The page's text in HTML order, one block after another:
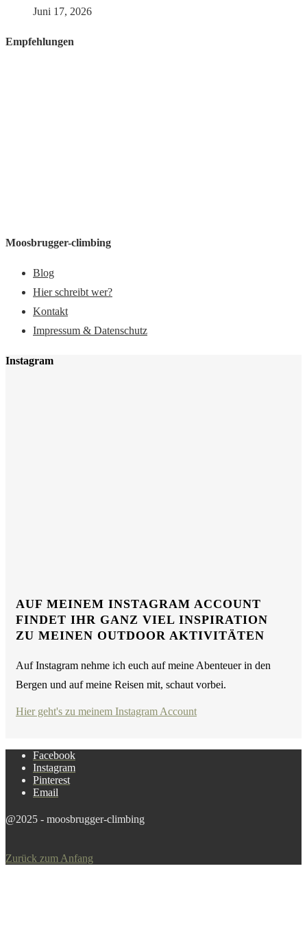
Juni 17, 2026
Empfehlungen
Moosbrugger-climbing
Blog
Hier schreibt wer?
Kontakt
Impressum & Datenschutz
Instagram
AUF MEINEM INSTAGRAM ACCOUNT
FINDET IHR GANZ VIEL INSPIRATION
ZU MEINEN OUTDOOR AKTIVITÄTEN
Auf Instagram nehme ich euch auf meine Abenteuer in den
Bergen und auf meine Reisen mit, schaut vorbei.
Hier geht's zu meinem Instagram Account
Facebook
Instagram
Pinterest
Email
@2025 - moosbrugger-climbing
Zurück zum Anfang